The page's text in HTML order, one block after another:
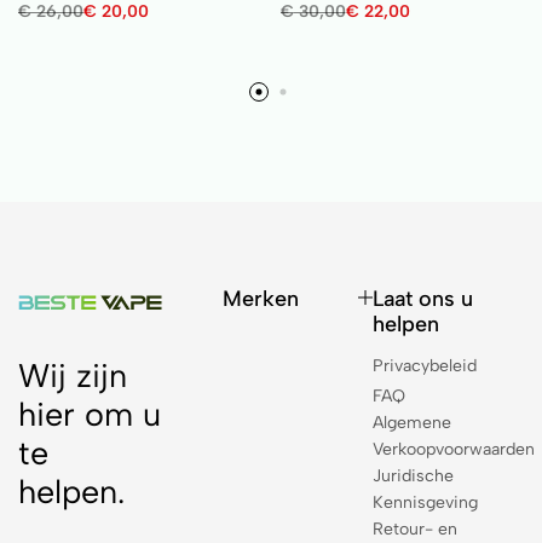
€26,00€ 20,00 €30,00€ 22,00
Wij zijn
hier om u
te
helpen.
Merken
Laat ons u
helpen
Privacybeleid
FAQ
Algemene
Verkoopvoorwaarden
Juridische
Kennisgeving
Retour- en